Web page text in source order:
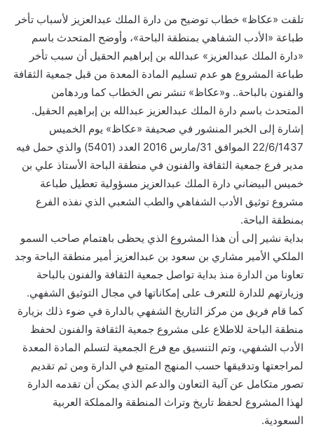
تلقت «عكاظ» خطاب توضيح من دارة الملك عبدالعزيز لأسباب تأخر
طباعة «الأدب الشفاهي بمنطقة الباحة»، وأوضح المتحدث باسم
«دارة الملك عبدالعزيز» عبدالله بن إبراهيم الحقيل أن سبب تأخر
طباعة المشروع هو عدم تسليم المادة المعدة من قبل جمعية الثقافة
والفنون بالباحة.. و«عكاظ» تنشر نص الخطاب كما وردهامن
المتحدث باسم دارة الملك عبدالعزيز عبدالله بن إبراهيم الحقيل.
إشارة إلى الخبر المنشور في صحيفة «عكاظ» يوم الخميس
22/6/1437 الموافق 31/مارس 2016 العدد (5401) والذي حمل فيه
مدير فرع جمعية الثقافة والفنون في منطقة الباحة الأستاذ علي بن
خميس البيضاني دارة الملك عبدالعزيز مسؤولية تعطيل طباعة
مشروع توثيق الأدب الشفاهي والطب الشعبي الذي نفذه الفرع
بمنطقة الباحة.
بداية نشير إلى أن هذا المشروع الذي يحظى باهتمام صاحب السمو
الملكي الأمير مشاري بن سعود بن عبدالعزيز أمير منطقة الباحة وجد
تعاونا من الدارة منذ بداية تواصل جمعية الثقافة والفنون بالباحة
وزيارتهم للدارة للتعرف على إمكاناتها في مجال التوثيق الشفهي.
كما قام فريق من مركز التاريخ الشفهي بالدارة في ضوء ذلك بزيارة
منطقة الباحة للاطلاع على مشروع جمعية الثقافة والفنون لحفظ
الأدب الشفهي، وتم التنسيق مع فرع الجمعية لتسلم المادة المعدة
لمراجعتها وتدقيقها حسب المنهج المتبع في الدارة ومن ثم تقديم
تصور متكامل عن آلية التعاون والدعم الذي يمكن أن تقدمه الدارة
لهذا المشروع لحفظ تاريخ وتراث المنطقة والمملكة العربية
السعودية.